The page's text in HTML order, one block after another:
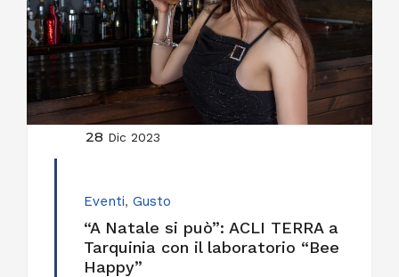
28 Dic 2023
Eventi, Gusto
“A Natale si può”: ACLI TERRA a
Tarquinia con il laboratorio “Bee
Happy”